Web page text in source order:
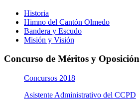
Historia
Himno del Cantón Olmedo
Bandera y Escudo
Misión y Visión
Concurso de Méritos y Oposición
Concursos 2018
Asistente Administrativo del CCPD